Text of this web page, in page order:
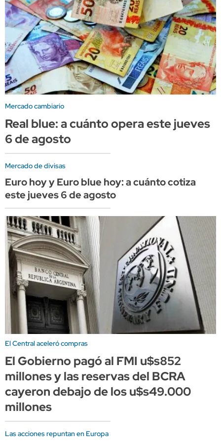
Mercado cambiario
Real blue: a cuánto opera este jueves
6 de agosto
Mercado de divisas
Euro hoy y Euro blue hoy: a cuánto cotiza
este jueves 6 de agosto
El Central aceleró compras
El Gobierno pagó al FMI u$s852
millones y las reservas del BCRA
cayeron debajo de los u$s49.000
millones
Las acciones repuntan en Europa